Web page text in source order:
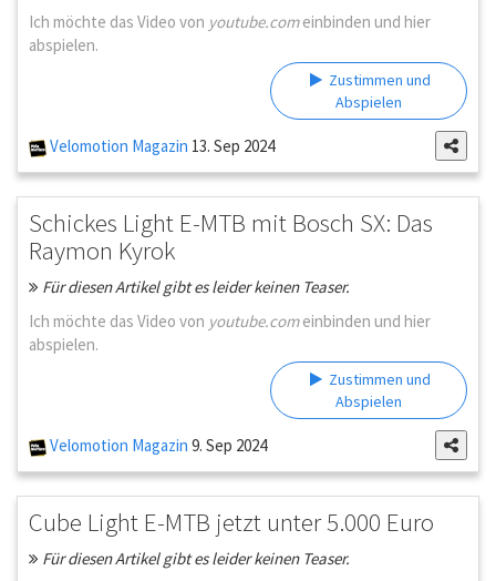
Ich möchte das Video von youtube.comeinbinden und hier
abspielen.
Zustimmen und
Abspielen
Velomotion Magazin 13. Sep 2024
Schickes Light E-MTB mit Bosch SX: Das
Raymon Kyrok
Für diesen Artikel gibt es leider keinen Teaser.
Ich möchte das Video von youtube.comeinbinden und hier
abspielen.
Zustimmen und
Abspielen
Velomotion Magazin 9. Sep 2024
Cube Light E-MTB jetzt unter 5.000 Euro
Für diesen Artikel gibt es leider keinen Teaser.